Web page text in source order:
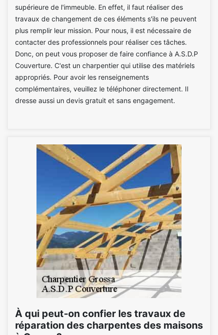
supérieure de l'immeuble. En effet, il faut réaliser des
travaux de changement de ces éléments s'ils ne peuvent
plus remplir leur mission. Pour nous, il est nécessaire de
contacter des professionnels pour réaliser ces tâches.
Donc, on peut vous proposer de faire confiance à A.S.D.P
Couverture. C'est un charpentier qui utilise des matériels
appropriés. Pour avoir les renseignements
complémentaires, veuillez le téléphoner directement. Il
dresse aussi un devis gratuit et sans engagement.
À qui peut-on confier les travaux de
réparation des charpentes des maisons